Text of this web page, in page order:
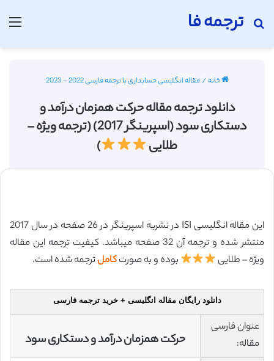
ترجمه فا
جستجو برای
خانه/مقاله انگلیسی حسابداری با ترجمه فارسی 2022 - 2023
دانلود ترجمه مقاله حرکت همزمان درآمد و
دستکاری سود (اسپرینگر 2017) (ترجمه ویژه –
طلایی
)
این مقاله انگلیسی ISI در نشریه اسپرینگر در 26 صفحه در سال 2017
منتشر شده و ترجمه آن 32 صفحه میباشد. کیفیت ترجمه این مقاله
ویژه – طلایی
بوده و به صورتکاملترجمه شده است.
دانلود رایگان مقاله انگلیسی + خرید ترجمه فارسی
عنوان فارسی
مقاله:
حرکت همزمان درآمد و دستکاری سود